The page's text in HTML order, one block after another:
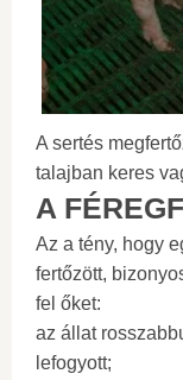
A sertés
talajban keres
A
Az a tény, hogy
fertőzött,
fel őket:
az állat
lefogyott;